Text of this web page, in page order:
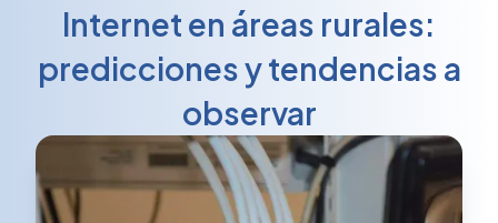
Internet en áreas rurales:
predicciones y tendencias a
observar